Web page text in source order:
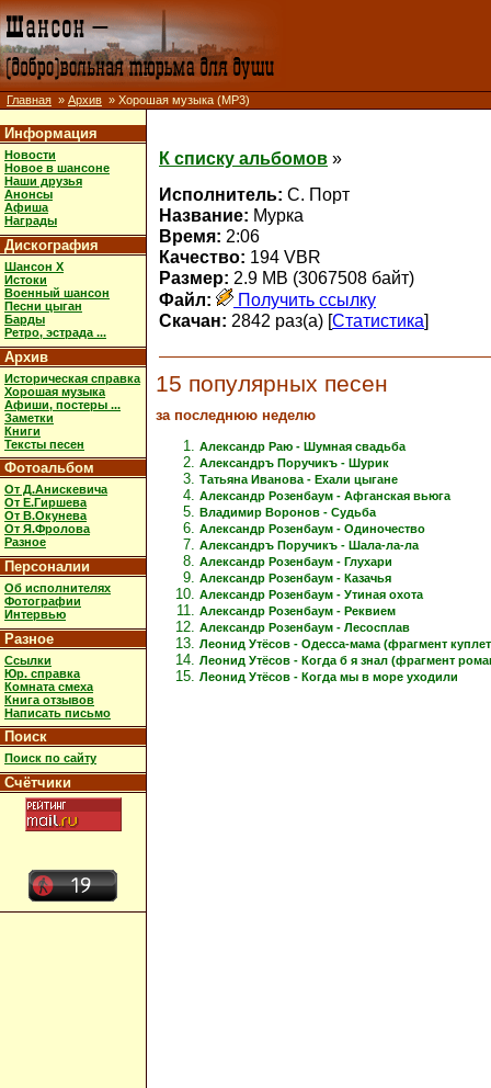
Главная » Архив » Хорошая музыка (MP3)
Информация
Новости
Новое в шансоне
Наши друзья
Анонсы
Афиша
Награды
Дискография
Шансон X
Истоки
Военный шансон
Песни цыган
Барды
Ретро, эстрада ...
Архив
Историческая справка
Хорошая музыка
Афиши, постеры ...
Заметки
Книги
Тексты песен
Фотоальбом
От Д.Анискевича
От Е.Гиршева
От В.Окунева
От Я.Фролова
Разное
Персоналии
Об исполнителях
Фотографии
Интервью
Разное
Ссылки
Юр. справка
Комната смеха
Книга отзывов
Написать письмо
Поиск
Поиск по сайту
Счётчики
К списку альбомов »
Исполнитель: С. Порт
Название: Мурка
Время: 2:06
Качество: 194 VBR
Размер: 2.9 MB (3067508 байт)
Файл:
Получить ссылку
Скачан: 2842 раз(а) [Статистика]
15 популярных песен
за последнюю неделю
Александр Раю - Шумная свадьба
Александръ Поручикъ - Шурик
Татьяна Иванова - Ехали цыгане
Александр Розенбаум - Афганская вьюга
Владимир Воронов - Судьба
Александр Розенбаум - Одиночество
Александръ Поручикъ - Шала-ла-ла
Александр Розенбаум - Глухари
Александр Розенбаум - Казачья
Александр Розенбаум - Утиная охота
Александр Розенбаум - Реквием
Александр Розенбаум - Лесосплав
Леонид Утёсов - Одесса-мама (фрагмент
Леонид Утёсов - Когда б я знал (фрагмент
Леонид Утёсов - Когда мы в море уходили